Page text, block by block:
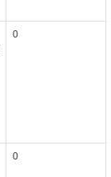
0
0